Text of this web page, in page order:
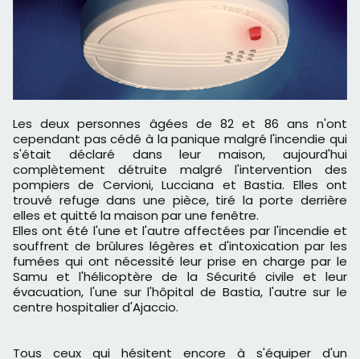
Les deux personnes âgées de 82 et 86 ans n'ont
cependant pas cédé à la panique malgré l'incendie qui
s'était déclaré dans leur maison, aujourd'hui
complètement détruite malgré l'intervention des
pompiers de Cervioni, Lucciana et Bastia. Elles ont
trouvé refuge dans une pièce, tiré la porte derrière
elles et quitté la maison par une fenêtre.
Elles ont été l'une et l'autre affectées par l'incendie et
souffrent de brûlures légères et d'intoxication par les
fumées qui ont nécessité leur prise en charge par le
Samu et l'hélicoptère de la Sécurité civile et leur
évacuation, l'une sur l'hôpital de Bastia, l'autre sur le
centre hospitalier d'Ajaccio.
Tous ceux qui hésitent encore à s'équiper d'un